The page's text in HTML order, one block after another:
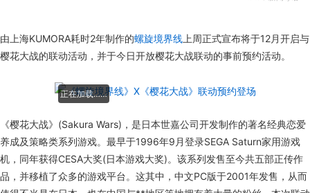
由上海KUMORA耗时2年制作的螺旋境界线 上周正式宣布将于12月开启与
樱花大战的联动活动，并于今日开放樱花大战联动的事前预约活动。
正在加载……
《樱花大战》(Sakura Wars)，是日本世嘉公司开发制作的著名经典恋爱
养成及策略类系列游戏。最早于1996年9月登录SEGA Saturn家用游戏
机，同年获得CESA大奖(日本游戏大奖)。该系列发售至今共五部正传作
品，并移植了众多的游戏平台。这其中，中文PC版于2001年发售，从而